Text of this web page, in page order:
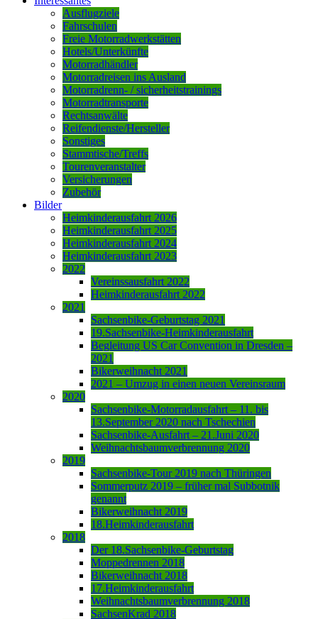
Ausflugziele
Fahrschulen
Freie Motorradwerkstätten
Hotels/Unterkünfte
Motorradhändler
Motorradreisen ins Ausland
Motorradrenn- / sicherheitstrainings
Motorradtransporte
Rechtsanwälte
Reifendienste/Hersteller
Sonstiges
Stammtische/Treffs
Tourenveranstalter
Versicherungen
Zubehör
Bilder
Heimkinderausfahrt 2026
Heimkinderausfahrt 2025
Heimkinderausfahrt 2024
Heimkinderausfahrt 2023
2022
Vereinssausfahrt 2022
Heimkinderausfahrt 2022
2021
Sachsenbike-Geburtstag 2021
19.Sachsenbike-Heimkinderausfahrt
Begleitung US Car Convention in Dresden –
2021
Bikerweihnacht 2021
2021 – Umzug in einen neuen Vereinsraum
2020
Sachsenbike-Motorradausfahrt – 11. bis
13.September 2020 nach Tschechien
Sachsenbike-Ausfahrt – 21.Juni 2020
Weihnachtsbaumverbrennung 2020
2019
Sachsenbike-Tour 2019 nach Thüringen
Sommerputz 2019 – früher mal Subbotnik
genannt
Bikerweihnacht 2019
18.Heimkinderausfahrt
2018
Der 18.Sachsenbike-Geburtstag
Moppedrennen 2018
Bikerweihnacht 2018
17.Heimkinderausfahrt
Weihnachtsbaumverbrennung 2018
SachsenKrad 2018